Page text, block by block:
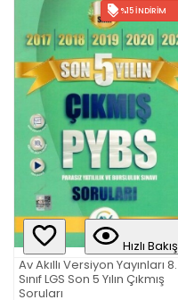
%15 İNDIRIM
Hızlı Bakış
Av Akıllı Versiyon Yayınları 8.
Sınıf LGS Son 5 Yılın Çıkmış
Soruları